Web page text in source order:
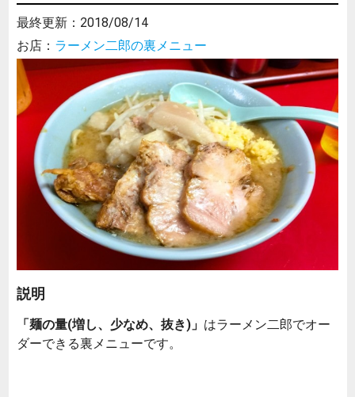
最終更新： 2018/08/14
お店： ラーメン二郎の裏メニュー
説明
「麺の量(増し、少なめ、抜き)」 はラーメン二郎でオー
ダーできる裏メニューです。